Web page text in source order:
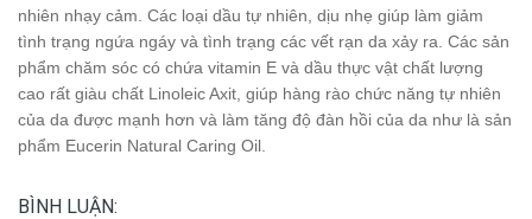
nhiên nhạy cảm. Các loại dầu tự nhiên, dịu nhẹ giúp làm giảm
tình trạng ngứa ngáy và tình trạng các vết rạn da xảy ra. Các sản
phẩm chăm sóc có chứa vitamin E và dầu thực vật chất lượng
cao rất giàu chất Linoleic Axit, giúp hàng rào chức năng tự nhiên
của da được mạnh hơn và làm tăng độ đàn hồi của da như là sản
phẩm Eucerin Natural Caring Oil.
BÌNH LUẬN: